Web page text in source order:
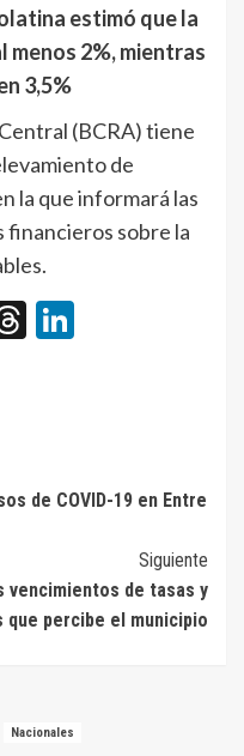
estimó que la
menos 2%, mientras
3,5%
(BCRA) tiene
de
la que informará las
financieros sobre la
Threads
de COVID-19 en Entre
Siguiente
vencimientos de tasas y
que percibe el municipio
Nacionales